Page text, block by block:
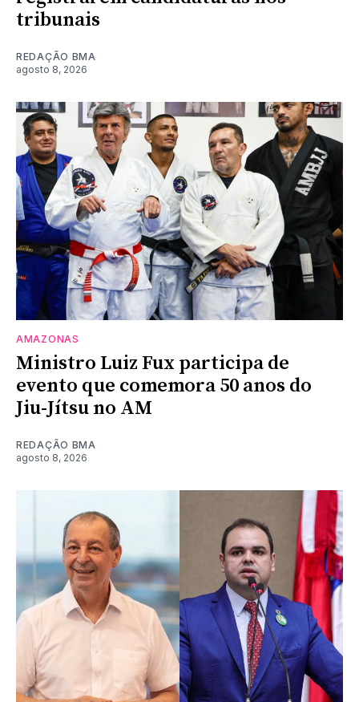
tribunais
REDAÇÃO BMA
agosto 8, 2026
AMAZONAS
Ministro Luiz Fux participa de
evento que comemora 50 anos do
Jiu-Jítsu no AM
REDAÇÃO BMA
agosto 8, 2026